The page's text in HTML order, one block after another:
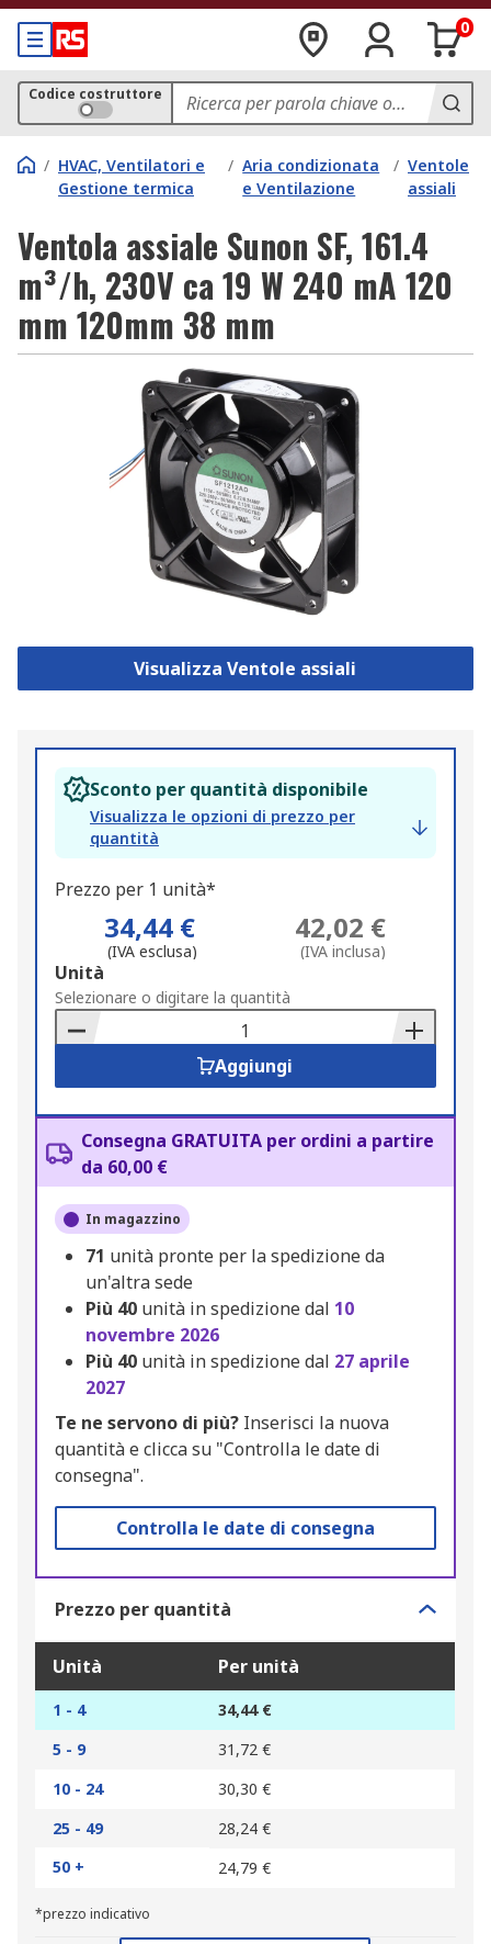
0
Codice costruttore
/ HVAC, Ventilatori e
Gestione termica
/ Aria condizionata
e Ventilazione
/ Ventole
assiali
Ventola assiale Sunon SF, 161.4
m³/h, 230V ca 19 W 240 mA 120
mm 120mm 38 mm
Visualizza Ventole assiali
Sconto per quantità disponibile
Visualizza le opzioni di prezzo per
quantità
Prezzo per 1 unità*
34,44 €
(IVA esclusa)
42,02 €
(IVA inclusa)
Add
to
Basket
Unità
Selezionare o digitare la quantità
Aggiungi
Consegna GRATUITA per ordini a partire
da 60,00 €
In magazzino
71 unità pronte per la spedizione da
un'altra sede
Più 40 unità in spedizione dal 10
novembre 2026
Più 40 unità in spedizione dal 27 aprile
2027
Te ne servono di più? Inserisci la nuova
quantità e clicca su "Controlla le date di
consegna".
Controlla le date di consegna
Prezzo per quantità
Unità Per unità
1 - 4
34,44 €
5 - 9
31,72 €
10 - 24
30,30 €
25 - 49
28,24 €
50 +
24,79 €
*prezzo indicativo